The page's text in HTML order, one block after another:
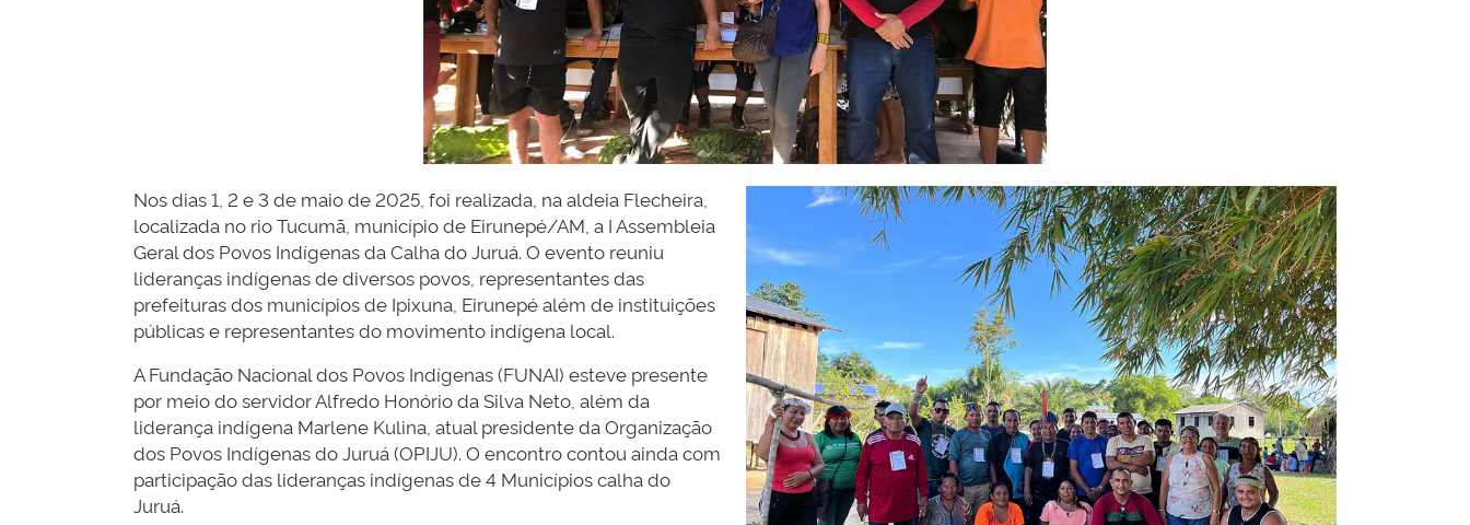
Nos dias 1, 2 e 3 de maio de 2025, foi realizada, na aldeia Flecheira,
localizada no rio Tucumã, município de Eirunepé/AM, a I Assembleia
Geral dos Povos Indígenas da Calha do Juruá. O evento reuniu
lideranças indígenas de diversos povos, representantes das
prefeituras dos municípios de Ipixuna, Eirunepé além de instituições
públicas e representantes do movimento indígena local.
A Fundação Nacional dos Povos Indígenas (FUNAI) esteve presente
por meio do servidor Alfredo Honório da Silva Neto, além da
liderança indígena Marlene Kulina, atual presidente da Organização
dos Povos Indígenas do Juruá (OPIJU). O encontro contou ainda com
participação das lideranças indígenas de 4 Municípios calha do
Juruá.